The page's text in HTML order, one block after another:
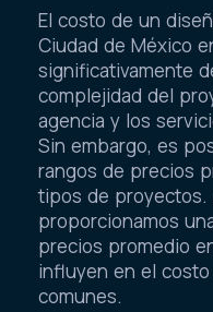
El costo de un
Ciudad de México
significativamente
complejidad del
agencia y los
Sin embargo, es
rangos de precios
tipos de proyectos.
proporcionamos
precios promedio
influyen en el
comunes.